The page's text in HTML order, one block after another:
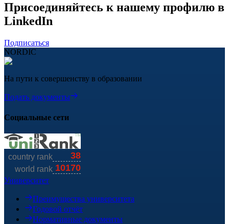
Присоединяйтесь к нашему профилю в
LinkedIn
Подписаться
NORDIC
На пути к совершенству в образовании
Подать документы
Социальные сети
Университет
Преимущества университета
Годовой отчёт
Нормативные документы